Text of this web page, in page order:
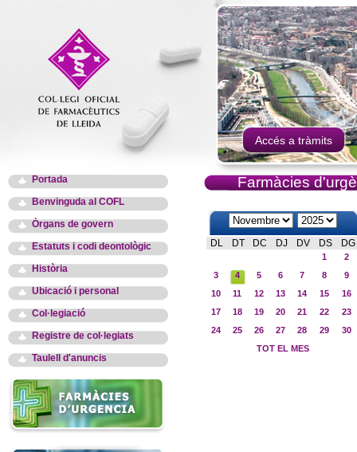
Accés a tràmits
Portada
Benvinguda al COFL
Òrgans de govern
Estatuts i codi deontològic
Història
Ubicació i personal
Col·legiació
Registre de col·legiats
Taulell d'anuncis
Farmàcies
DL DT DC DJ DV DS DG
1
2
3
4 5 6 7 8
9
10
11 12 13 14 15
16
17
18 19 20 21 22
23
24
25 26 27 28 29
30
TOT EL MES